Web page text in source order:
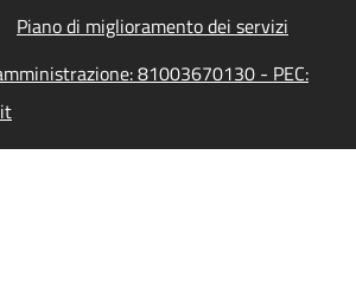
Piano di miglioramento dei servizi
81003670130 - PEC: